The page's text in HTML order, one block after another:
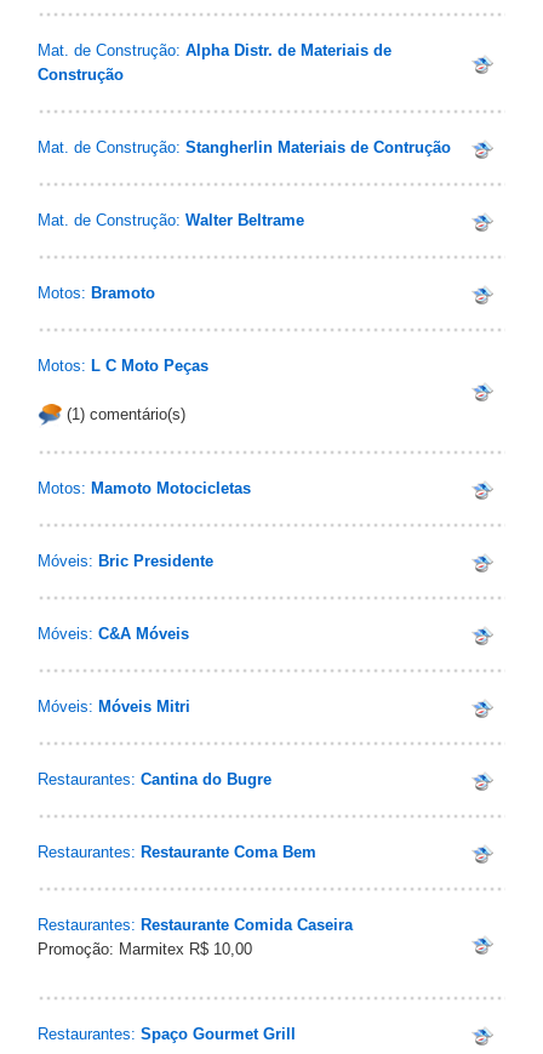
Mat. de Construção: Alpha Distr. de Materiais de
Construção
Mat. de Construção: Stangherlin Materiais de Contrução
Mat. de Construção: Walter Beltrame
Motos: Bramoto
Motos: L C Moto Peças
(1) comentário(s)
Motos: Mamoto Motocicletas
Móveis: Bric Presidente
Móveis: C&A Móveis
Móveis: Móveis Mitri
Restaurantes: Cantina do Bugre
Restaurantes: Restaurante Coma Bem
Restaurantes: Restaurante Comida Caseira
Promoção: Marmitex R$ 10,00
Restaurantes: Spaço Gourmet Grill